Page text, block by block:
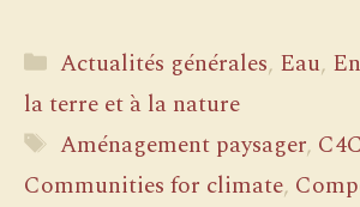
Catégories
Actualités générales, Eau,
la terre et à la nature
Étiquettes
Aménagement paysager, C4C
Communities for climate,